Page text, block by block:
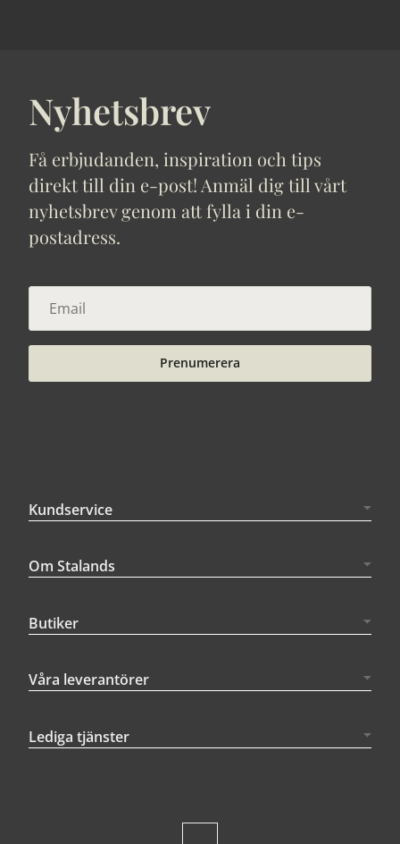
Nyhetsbrev
Få erbjudanden, inspiration och tips
direkt till din e-post! Anmäl dig till vårt
nyhetsbrev genom att fylla i din e-
postadress.
Prenumerera
Kundservice
Om Stalands
Butiker
Våra leverantörer
Lediga tjänster